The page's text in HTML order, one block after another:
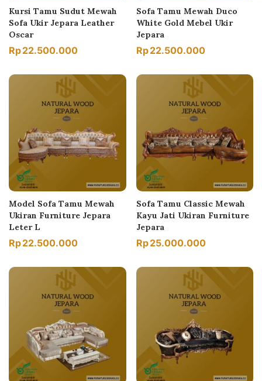
Kursi Tamu Sudut Mewah
Sofa Ukir Jepara Leather
Oscar
Rp22.500.000
Sofa Tamu Mewah Duco
White Gold Mebel Ukir
Jepara
Rp22.500.000
Model Sofa Tamu Mewah
Ukiran Furniture Jepara
Leter L
Rp22.500.000
Sofa Tamu Classic Mewah
Kayu Jati Ukiran Furniture
Jepara
Rp25.000.000